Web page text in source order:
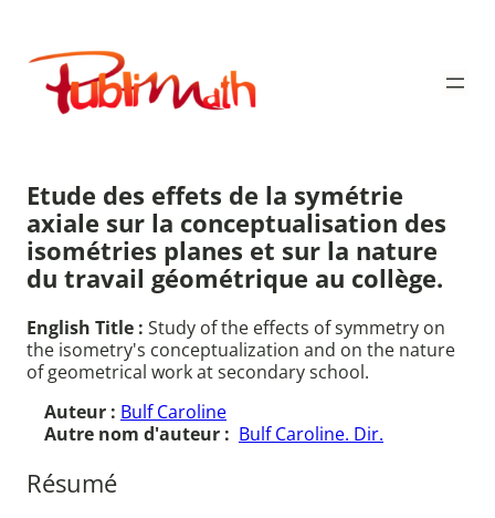
contenu
Publimath
Etude des effets de la symétrie
axiale sur la conceptualisation des
isométries planes et sur la nature
du travail géométrique au collège.
English Title : Study of the effects of symmetry on
the isometry's conceptualization and on the nature
of geometrical work at secondary school.
Auteur : Bulf Caroline
Autre nom d'auteur : Bulf Caroline. Dir.
Résumé